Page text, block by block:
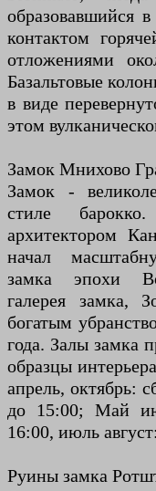
образовавшийся в
контактом
отложениями
Базальтовые
в виде
этом
Замок Мнихово
Замок -
стиле
архитектором
начал
замка эпохи
галерея замка,
богатым
года. Залы замка
образцы
апрель, октябрь:
до 15:00; Май
16:00, июль
Руины замка